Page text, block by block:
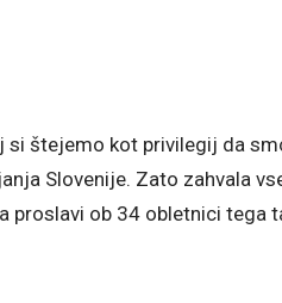
štejemo kot privilegij da
Slovenije. Zato zahvala
proslavi ob 34 obletnici tega